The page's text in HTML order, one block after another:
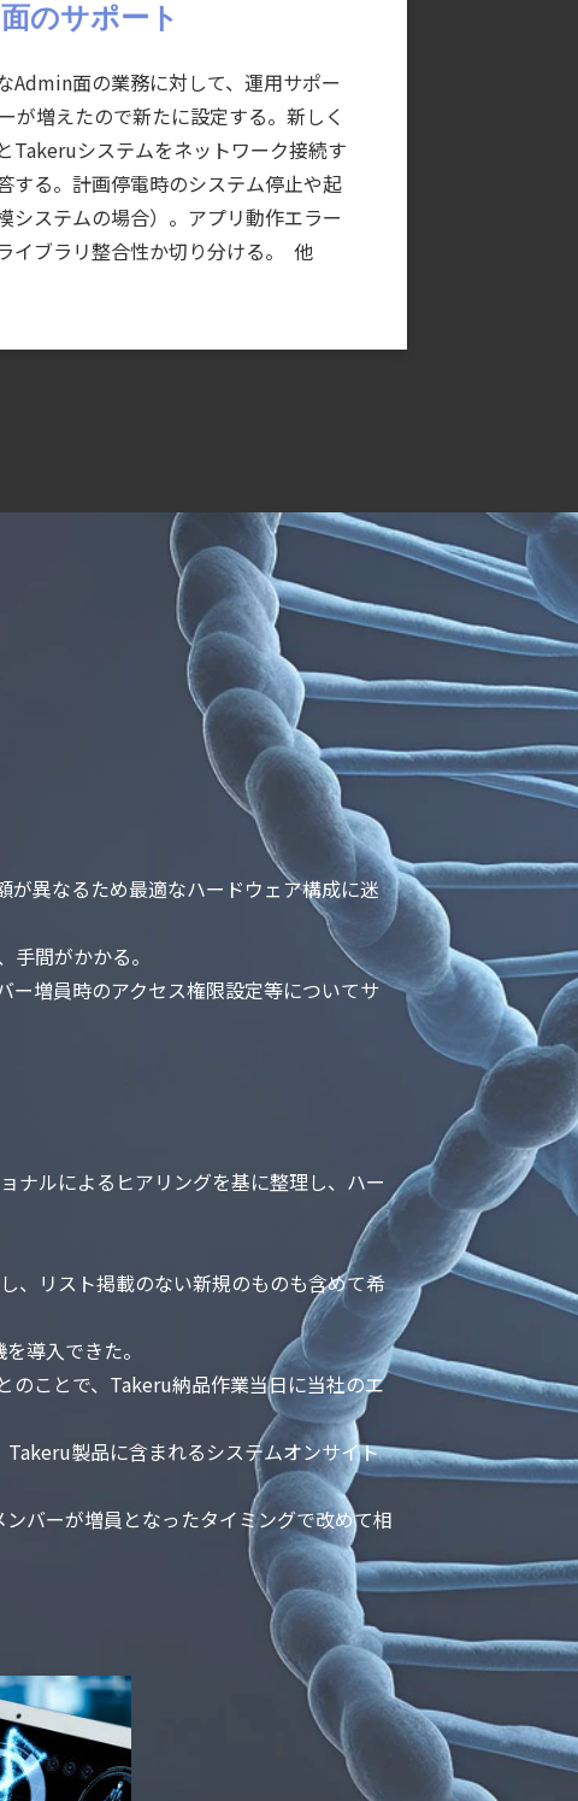
のサポート
Admin⾯の業務に対して、運⽤サポー
が増えたので新たに設定する。新しく
Takeruシステムをネットワーク接続す
する。計画停電時のシステム停止や起
システムの場合）。アプリ動作エラー
イブラリ整合性か切り分ける。 他
が異なるため最適なハードウェア構成に迷
⼿間がかかる。
ー増員時のアクセス権限設定等についてサ
ナルによるヒアリングを基に整理し、ハー
、リスト掲載のない新規のものも含めて希
導入できた。
のことで、Takeru納品作業当⽇に当社のエ
製品に含まれるシステムオンサイト
バーが増員となったタイミングで改めて相